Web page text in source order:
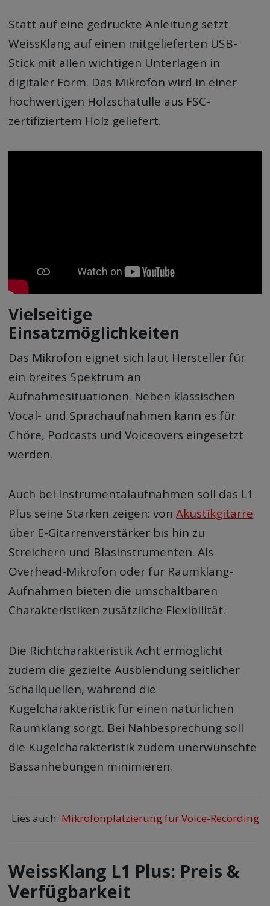
Statt auf eine gedruckte Anleitung setzt
WeissKlang auf einen mitgelieferten USB-
Stick mit allen wichtigen Unterlagen in
digitaler Form. Das Mikrofon wird in einer
hochwertigen Holzschatulle aus FSC-
zertifiziertem Holz geliefert.
Vielseitige
Einsatzmöglichkeiten
Das Mikrofon eignet sich laut Hersteller für
ein breites Spektrum an
Aufnahmesituationen. Neben klassischen
Vocal- und Sprachaufnahmen kann es für
Chöre, Podcasts und Voiceovers eingesetzt
werden.
Auch bei Instrumentalaufnahmen soll das L1
Plus seine Stärken zeigen: vonAkustikgitarre
über E-Gitarrenverstärker bis hin zu
Streichern und Blasinstrumenten. Als
Overhead-Mikrofon oder für Raumklang-
Aufnahmen bieten die umschaltbaren
Charakteristiken zusätzliche Flexibilität.
Die Richtcharakteristik Acht ermöglicht
zudem die gezielte Ausblendung seitlicher
Schallquellen, während die
Kugelcharakteristik für einen natürlichen
Raumklang sorgt. Bei Nahbesprechung soll
die Kugelcharakteristik zudem unerwünschte
Bassanhebungen minimieren.
Lies auch: Mikrofonplatzierung für Voice-Recording
WeissKlang L1 Plus: Preis &
Verfügbarkeit